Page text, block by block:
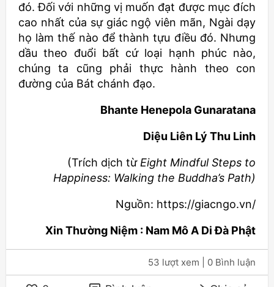
đó. Đối với những vị muốn đạt được mục đích
cao nhất của sự giác ngộ viên mãn, Ngài dạy
họ làm thế nào để thành tựu điều đó. Nhưng
dầu theo đuổi bất cứ loại hạnh phúc nào,
chúng ta cũng phải thực hành theo con
đường của Bát chánh đạo.
Bhante Henepola Gunaratana
Diệu Liên Lý Thu Linh
(Trích dịch từ Eight Mindful Steps to
Happiness: Walking the Buddha’s Path)
Nguồn: https://giacngo.vn/
Xin Thường Niệm : Nam Mô A Di Đà Phật
53 lượt xem | 0 Bình luận